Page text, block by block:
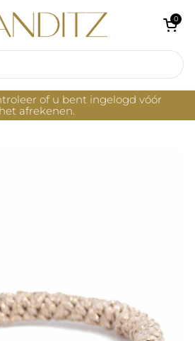
Winkelwagentje
0
of u bent ingelogd vóór
het afrekenen.